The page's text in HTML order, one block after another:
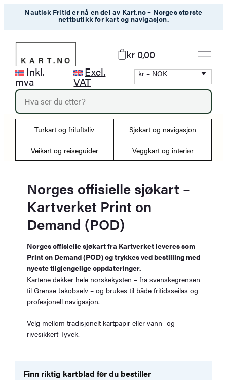
Hopp
innhold
Nautisk Fritid er nå en del av Kart.no – Norges største
nettbutikk for kart og navigasjon.
kr 0,00
Inkl.
mva
Excl.
VAT
kr – NOK
P
o
d
c
s
Turkart og friluftsliv Sjøkart og navigasjon
Veikart og reiseguider Veggkart og interiør
Norges offisielle sjøkart –
Kartverket Print on
Demand (POD)
Norges offisielle sjøkart fra Kartverket leveres som
Print on Demand (POD) og trykkes ved bestilling med
nyeste tilgjengelige oppdateringer.
Kartene dekker hele norskekysten – fra svenskegrensen
til Grense Jakobselv – og brukes til både fritidsseilas og
profesjonell navigasjon.
Velg mellom tradisjonelt kartpapir eller vann- og
rivesikkert Tyvek.
Finn riktig kartblad før du bestiller